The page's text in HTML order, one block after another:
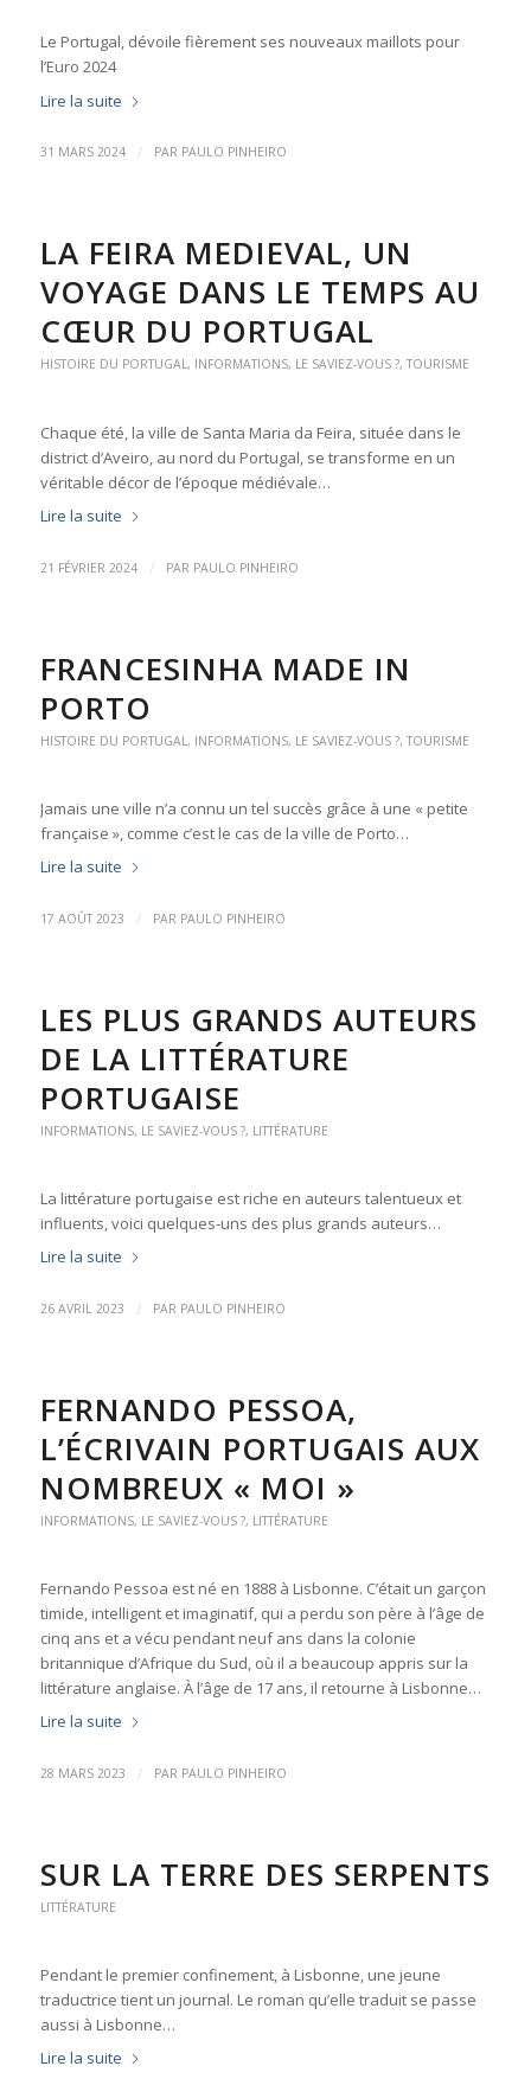
Le Portugal, dévoile fièrement ses nouveaux maillots pour
l’Euro 2024
Lire la suite
31 MARS 2024 / PAR PAULO PINHEIRO
LA FEIRA MEDIEVAL, UN
VOYAGE DANS LE TEMPS AU
CŒUR DU PORTUGAL
HISTOIRE DU PORTUGAL, INFORMATIONS, LE SAVIEZ-VOUS ?, TOURISME
Chaque été, la ville de Santa Maria da Feira, située dans le
district d’Aveiro, au nord du Portugal, se transforme en un
véritable décor de l’époque médiévale…
Lire la suite
21 FÉVRIER 2024 / PAR PAULO PINHEIRO
FRANCESINHA MADE IN
PORTO
HISTOIRE DU PORTUGAL , INFORMATIONS, LE SAVIEZ-VOUS ?, TOURISME
Jamais une ville n’a connu un tel succès grâce à une « petite
française », comme c’est le cas de la ville de Porto…
Lire la suite
17 AOÛT 2023 / PAR PAULO PINHEIRO
LES PLUS GRANDS AUTEURS
DE LA LITTÉRATURE
PORTUGAISE
INFORMATIONS, LE SAVIEZ-VOUS ?, LITTÉRATURE
La littérature portugaise est riche en auteurs talentueux et
influents, voici quelques-uns des plus grands auteurs…
Lire la suite
26 AVRIL 2023 / PAR PAULO PINHEIRO
FERNANDO PESSOA,
L’ÉCRIVAIN PORTUGAIS AUX
NOMBREUX « MOI »
INFORMATIONS, LE SAVIEZ-VOUS ?, LITTÉRATURE
Fernando Pessoa est né en 1888 à Lisbonne. C’était un garçon
timide, intelligent et imaginatif, qui a perdu son père à l’âge de
cinq ans et a vécu pendant neuf ans dans la colonie
britannique d’Afrique du Sud, où il a beaucoup appris sur la
littérature anglaise. À l’âge de 17 ans, il retourne à Lisbonne…
Lire la suite
28 MARS 2023 / PAR PAULO PINHEIRO
SUR LA TERRE DES SERPENTS
LITTÉRATURE
Pendant le premier confinement, à Lisbonne, une jeune
traductrice tient un journal. Le roman qu’elle traduit se passe
aussi à Lisbonne…
Lire la suite